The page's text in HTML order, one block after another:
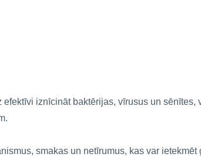
iznīcināt baktērijas, vīrusus un sēnītes,
smakas un netīrumus, kas var ietekmēt